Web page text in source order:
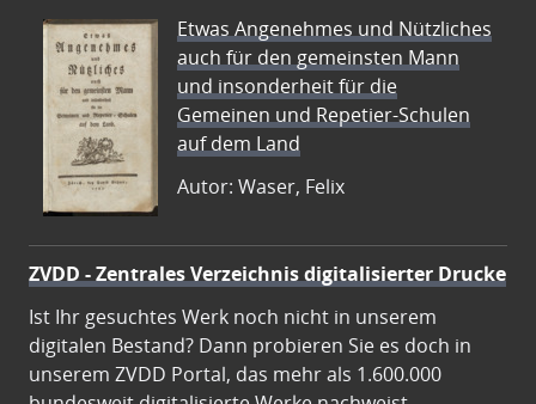
Etwas Angenehmes und Nützliches
auch für den gemeinsten Mann
und insonderheit für die
Gemeinen und Repetier-Schulen
auf dem Land
Autor: Waser, Felix
ZVDD - Zentrales Verzeichnis digitalisierter Drucke
Ist Ihr gesuchtes Werk noch nicht in unserem
digitalen Bestand? Dann probieren Sie es doch in
unserem ZVDD Portal, das mehr als 1.600.000